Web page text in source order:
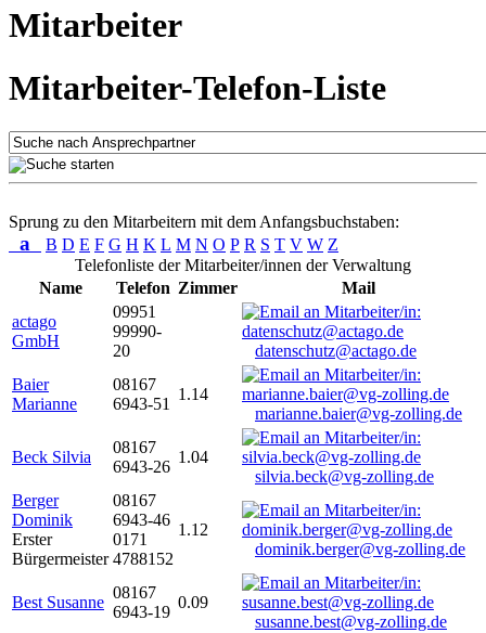
Mitarbeiter
Mitarbeiter-Telefon-Liste
Sprung zu den Mitarbeitern mit dem Anfangsbuchstaben:
a B D E F G H K L M N O P R S T V W Z
Telefonliste der Mitarbeiter/innen der Verwaltung
Name
Telefon Zimmer
Mail
actago
GmbH
09951
99990-
20
datenschutz@actago.de
Baier
Marianne
08167
6943-51
1.14
marianne.baier@vg-zolling.de
Beck Silvia
08167
6943-26
1.04
silvia.beck@vg-zolling.de
Berger
Dominik
Erster
Bürgermeister
08167
6943-46
0171
4788152
1.12
dominik.berger@vg-zolling.de
Best Susanne
08167
6943-19
0.09
susanne.best@vg-zolling.de